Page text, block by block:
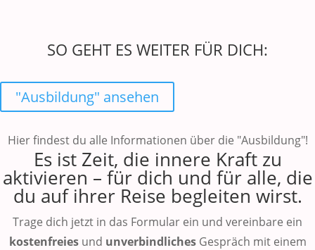
SO GEHT ES WEITER FÜR DICH:
"Ausbildung" ansehen
Hier findest du alle Informationen über die "Ausbildung"!
Es ist Zeit, die innere Kraft zu
aktivieren – für dich und für alle, die
du auf ihrer Reise begleiten wirst.
Trage dich jetzt in das Formular ein und vereinbare ein
kostenfreiesund unverbindlichesGespräch mit einem